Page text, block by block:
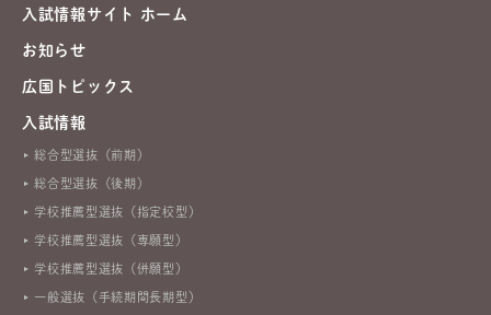
入試情報サイト ホーム
お知らせ
広国トピックス
入試情報
総合型選抜（前期）
総合型選抜（後期）
学校推薦型選抜（指定校型）
学校推薦型選抜（専願型）
学校推薦型選抜（併願型）
一般選抜（手続期間長期型）